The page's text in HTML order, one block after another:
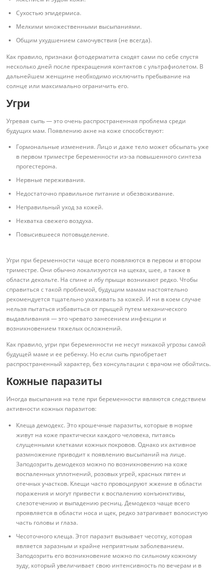
Сухостью эпидермиса.
Мелкими множественными высыпаниями.
Общим ухудшением самочувствия (не всегда).
Как правило, признаки фотодерматита сходят сами по себе спустя
несколько дней после прекращения контактов с ультрафиолетом. В
дальнейшем женщине необходимо исключить пребывание на
солнце или максимально ограничить его.
Угри
Угревая сыпь — это очень распространенная проблема среди
будущих мам. Появлению акне на коже способствуют:
Гормональные изменения. Лицо и даже тело может обсыпать уже
в первом триместре беременности из-за повышенного синтеза
прогестерона.
Нервные переживания.
Недостаточно правильное питание и обезвоживание.
Неправильный уход за кожей.
Нехватка свежего воздуха.
Повысившееся потовыделение.
Угри при беременности чаще всего появляются в первом и втором
триместре. Они обычно локализуются на щеках, шее, а также в
области декольте. На спине и лбу прыщи возникают редко. Чтобы
справиться с такой проблемой, будущим мамам настоятельно
рекомендуется тщательно ухаживать за кожей. И ни в коем случае
нельзя пытаться избавиться от прыщей путем механического
выдавливания — это чревато занесением инфекции и
возникновением тяжелых осложнений.
Как правило, угри при беременности не несут никакой угрозы самой
будущей маме и ее ребенку. Но если сыпь приобретает
распространенный характер, без консультации с врачом не обойтись.
Кожные паразиты
Иногда высыпания на теле при беременности являются следствием
активности кожных паразитов:
Клеща демодекс. Это крошечные паразиты, которые в норме
живут на коже практически каждого человека, питаясь
слущенными клетками кожных покровов. Однако их активное
размножение приводит к появлению высыпаний на лице.
Заподозрить демодекоз можно по возникновению на коже
воспаленных уплотнений, розовых угрей, красных пятен и
отечных участков. Клещи часто провоцируют жжение в области
поражения и могут привести к воспалению конъюнктивы,
слезотечению и выпадению ресниц. Демодекоз чаще всего
проявляется в области носа и щек, редко затрагивает волосистую
часть головы и глаза.
Чесоточного клеща. Этот паразит вызывает чесотку, которая
является заразным и крайне неприятным заболеванием.
Заподозрить его возникновение можно по сильному кожному
зуду, который увеличивает свою интенсивность по вечерам и в